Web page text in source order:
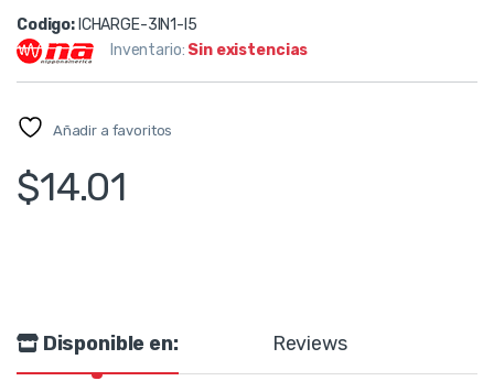
Codigo: ICHARGE-3IN1-I5
Inventario: Sin existencias
Añadir a favoritos
$14.01
Disponible en: Reviews